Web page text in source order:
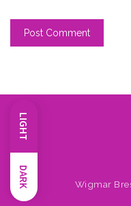
LIGHT
DARK Wigmar